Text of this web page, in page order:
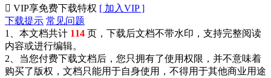
 VIP享免费下载特权 [ 加入VIP ]
下载提示 常见问题
1、本文档共计 114 页，下载后文档不带水印，支持完整阅读
内容或进行编辑。
2、当您付费下载文档后，您只拥有了使用权限，并不意味着
购买了版权，文档只能用于自身使用，不得用于其他商业用途